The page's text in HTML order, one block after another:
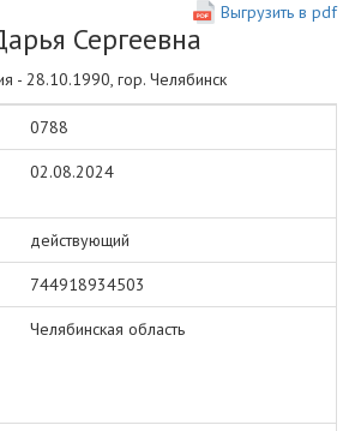
Выгрузить в pdf
Сергеевна
- 28.10.1990, гор. Челябинск
0788
02.08.2024
действующий
744918934503
Челябинская область